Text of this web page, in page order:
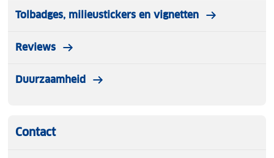
Tolbadges, milieustickers en vignetten
Reviews
Duurzaamheid
Contact